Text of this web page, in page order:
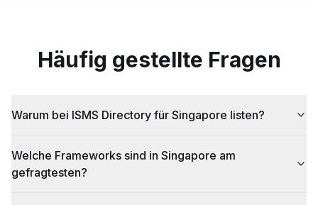
Häufig gestellte Fragen
Warum bei ISMS Directory für Singapore listen?
Welche Frameworks sind in Singapore am
gefragtesten?